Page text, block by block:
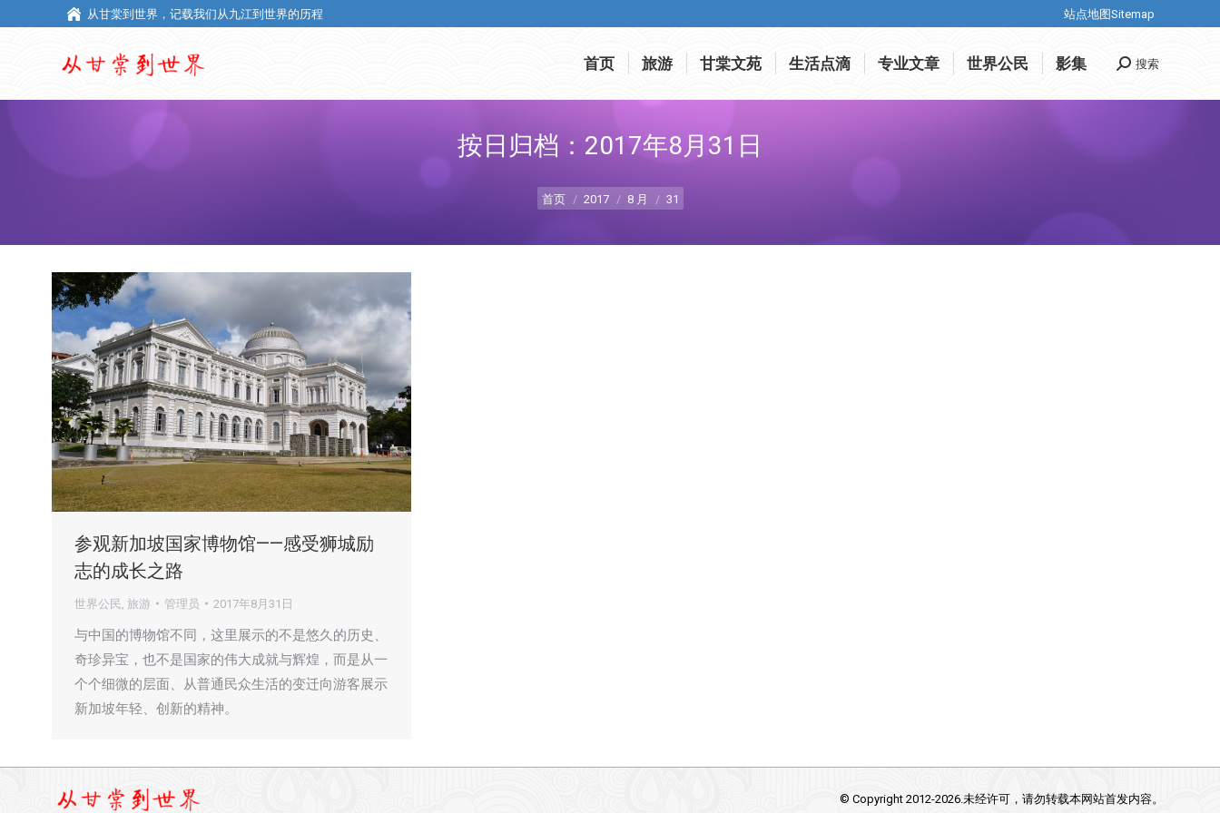
从甘棠到世界，记载我们从九江到世界的历程 站点地图Sitemap
首页 旅游 甘棠文苑 生活点滴 专业文章 世界公民 影集 Search:
搜索
按日归档： 2017年8月31日
首页 2017 8 月 31
参观新加坡国家博物馆——感受狮城励
志的成长之路
世界公民 旅游 管理员 2017年8月31日
与中国的博物馆不同，这里展示的不是悠久的历史、
奇珍异宝，也不是国家的伟大成就与辉煌，而是从一
个个细微的层面、从普通民众生活的变迁向游客展示
新加坡年轻、创新的精神。
© Copyright 2012-2026.未经许可，请勿转载本网站首发内容。
从甘棠到世界，记载我们从九江到世界的历程 站点地图Sitemap
首页 旅游 甘棠文苑 生活点滴 专业文章 世界公民 影集 Search:
搜索